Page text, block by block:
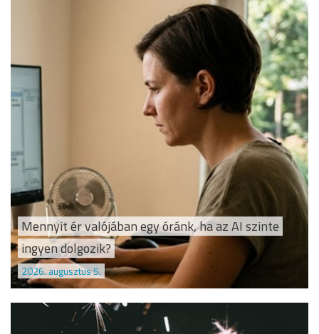
Mennyit ér valójában egy óránk, ha az AI szinte
ingyen dolgozik?
2026. augusztus 5.